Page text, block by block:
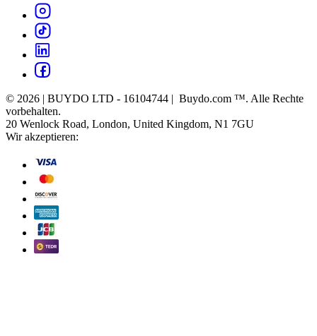
© 2026 | BUYDO LTD - 16104744 | Buydo.com ™. Alle Rechte
vorbehalten.
20 Wenlock Road, London, United Kingdom, N1 7GU
Wir akzeptieren: